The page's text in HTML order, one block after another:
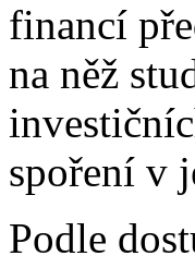
financí
na něž
spoření v
Podle